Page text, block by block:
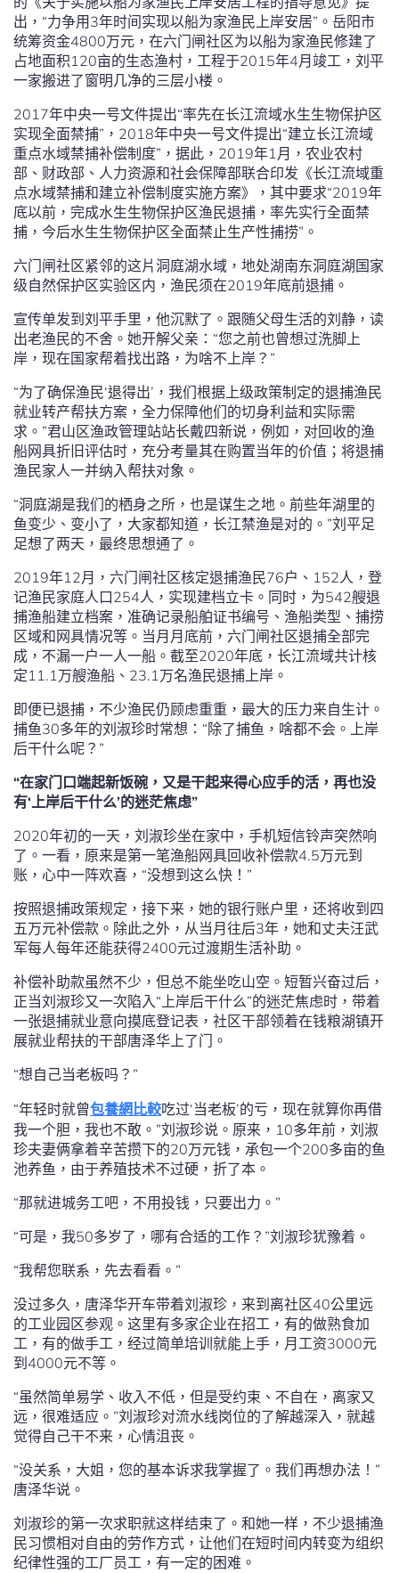
出，“力争用3年时间实现以船为家渔民上岸安居”。岳阳市
统筹资金4800万元，在六门闸社区为以船为家渔民修建了
占地面积120亩的生态渔村，工程于2015年4月竣工，刘平
一家搬进了窗明几净的三层小楼。
2017年中央一号文件提出“率先在长江流域水生生物保护区
实现全面禁捕”，2018年中央一号文件提出“建立长江流域
重点水域禁捕补偿制度”，据此，2019年1月，农业农村
部、财政部、人力资源和社会保障部联合印发《长江流域重
点水域禁捕和建立补偿制度实施方案》，其中要求“2019年
底以前，完成水生生物保护区渔民退捕，率先实行全面禁
捕，今后水生生物保护区全面禁止生产性捕捞”。
六门闸社区紧邻的这片洞庭湖水域，地处湖南东洞庭湖国家
级自然保护区实验区内，渔民须在2019年底前退捕。
宣传单发到刘平手里，他沉默了。跟随父母生活的刘静，读
出老渔民的不舍。她开解父亲：“您之前也曾想过洗脚上
岸，现在国家帮着找出路，为啥不上岸？”
“为了确保渔民‘退得出’，我们根据上级政策制定的退捕渔民
就业转产帮扶方案，全力保障他们的切身利益和实际需
求。”君山区渔政管理站站长戴四新说，例如，对回收的渔
船网具折旧评估时，充分考量其在购置当年的价值；将退捕
渔民家人一并纳入帮扶对象。
“洞庭湖是我们的栖身之所，也是谋生之地。前些年湖里的
鱼变少、变小了，大家都知道，长江禁渔是对的。”刘平足
足想了两天，最终思想通了。
2019年12月，六门闸社区核定退捕渔民76户、152人，登
记渔民家庭人口254人，实现建档立卡。同时，为542艘退
捕渔船建立档案，准确记录船舶证书编号、渔船类型、捕捞
区域和网具情况等。当月月底前，六门闸社区退捕全部完
成，不漏一户一人一船。截至2020年底，长江流域共计核
定11.1万艘渔船、23.1万名渔民退捕上岸。
即便已退捕，不少渔民仍顾虑重重，最大的压力来自生计。
捕鱼30多年的刘淑珍时常想：“除了捕鱼，啥都不会。上岸
后干什么呢？”
“在家门口端起新饭碗，又是干起来得心应手的活，再也没
有‘上岸后干什么’的迷茫焦虑”
2020年初的一天，刘淑珍坐在家中，手机短信铃声突然响
了。一看，原来是第一笔渔船网具回收补偿款4.5万元到
账，心中一阵欢喜，“没想到这么快！”
按照退捕政策规定，接下来，她的银行账户里，还将收到四
五万元补偿款。除此之外，从当月往后3年，她和丈夫汪武
军每人每年还能获得2400元过渡期生活补助。
补偿补助款虽然不少，但总不能坐吃山空。短暂兴奋过后，
正当刘淑珍又一次陷入“上岸后干什么”的迷茫焦虑时，带着
一张退捕就业意向摸底登记表，社区干部领着在钱粮湖镇开
展就业帮扶的干部唐泽华上了门。
“想自己当老板吗？”
“年轻时就曾包養網比較吃过‘当老板’的亏，现在就算你再借
我一个胆，我也不敢。”刘淑珍说。原来，10多年前，刘淑
珍夫妻俩拿着辛苦攒下的20万元钱，承包一个200多亩的鱼
池养鱼，由于养殖技术不过硬，折了本。
“那就进城务工吧，不用投钱，只要出力。”
“可是，我50多岁了，哪有合适的工作？”刘淑珍犹豫着。
“我帮您联系，先去看看。”
没过多久，唐泽华开车带着刘淑珍，来到离社区40公里远
的工业园区参观。这里有多家企业在招工，有的做熟食加
工，有的做手工，经过简单培训就能上手，月工资3000元
到4000元不等。
“虽然简单易学、收入不低，但是受约束、不自在，离家又
远，很难适应。”刘淑珍对流水线岗位的了解越深入，就越
觉得自己干不来，心情沮丧。
“没关系，大姐，您的基本诉求我掌握了。我们再想办法！”
唐泽华说。
刘淑珍的第一次求职就这样结束了。和她一样，不少退捕渔
民习惯相对自由的劳作方式，让他们在短时间内转变为组织
纪律性强的工厂员工，有一定的困难。